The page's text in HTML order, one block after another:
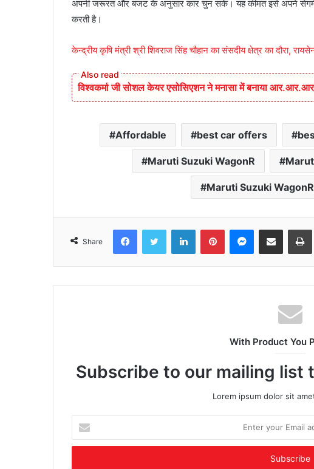
अपनी जरूरत और बजट के अनुसार कार चुन सकें। यह कीमत इसे अपने सेगमेंट
करती है।
केन्द्रीय कृषि मंत्री श्री शिवराज सिंह चौहान का संसदीय क्षेत्र का दौरा,
विश्वकर्मा जी सोशल केयर एसोसिएशन ने मनासा में बनाया
Affordable best car offers
Maruti Suzuki WagonR
Maruti Suzuki
Share
FacebookTwitter LinkedInPinterestMessenger
Share via Email
With Product You
Subscribe to our mailing list
Lorem ipsum dolor sit
your
Email